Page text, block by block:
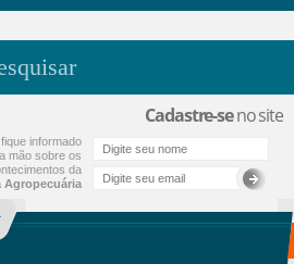
Cadastre-seno site
informado
mão sobre os
da
Agropecuária